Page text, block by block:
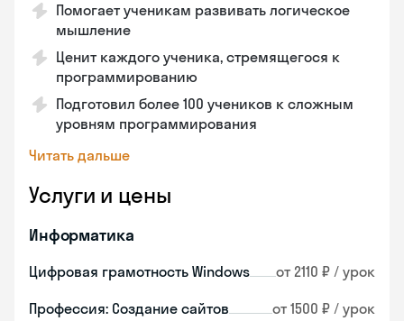
Помогает ученикам развивать логическое
мышление
Ценит каждого ученика, стремящегося к
программированию
Подготовил более 100 учеников к сложным
уровням программирования
Читать дальше
Услуги и цены
Информатика
Цифровая грамотность Windows от 2110 ₽ / урок
Профессия: Создание сайтов от 1500 ₽ / урок